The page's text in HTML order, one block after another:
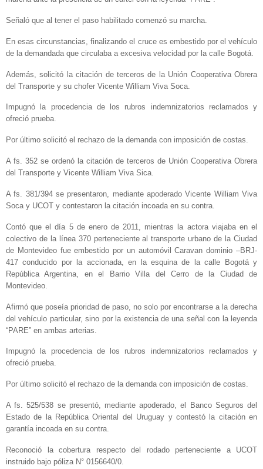
Señaló que al tener el paso habilitado comenzó su marcha.
En esas circunstancias, finalizando el cruce es embestido por el vehículo
de la demandada que circulaba a excesiva velocidad por la calle Bogotá.
Además, solicitó la citación de terceros de la Unión Cooperativa Obrera
del Transporte y su chofer Vicente William Viva Soca.
Impugnó la procedencia de los rubros indemnizatorios reclamados y
ofreció prueba.
Por último solicitó el rechazo de la demanda con imposición de costas.
A fs. 352 se ordenó la citación de terceros de Unión Cooperativa Obrera
del Transporte y Vicente William Viva Sica.
A fs. 381/394 se presentaron, mediante apoderado Vicente William Viva
Soca y UCOT y contestaron la citación incoada en su contra.
Contó que el día 5 de enero de 2011, mientras la actora viajaba en el
colectivo de la línea 370 perteneciente al transporte urbano de la Ciudad
de Montevideo fue embestido por un automóvil Caravan dominio –BRJ-
417 conducido por la accionada, en la esquina de la calle Bogotá y
República Argentina, en el Barrio Villa del Cerro de la Ciudad de
Montevideo.
Afirmó que poseía prioridad de paso, no solo por encontrarse a la derecha
del vehículo particular, sino por la existencia de una señal con la leyenda
“PARE” en ambas arterias.
Impugnó la procedencia de los rubros indemnizatorios reclamados y
ofreció prueba.
Por último solicitó el rechazo de la demanda con imposición de costas.
A fs. 525/538 se presentó, mediante apoderado, el Banco Seguros del
Estado de la República Oriental del Uruguay y contestó la citación en
garantía incoada en su contra.
Reconoció la cobertura respecto del rodado perteneciente a UCOT
instruido bajo póliza N° 0156640/0.